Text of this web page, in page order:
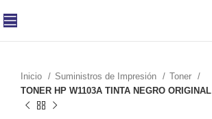
Inicio Suministros de Impresión
Toner
TONER HP W1103A TINTA NEGRO ORIGINAL